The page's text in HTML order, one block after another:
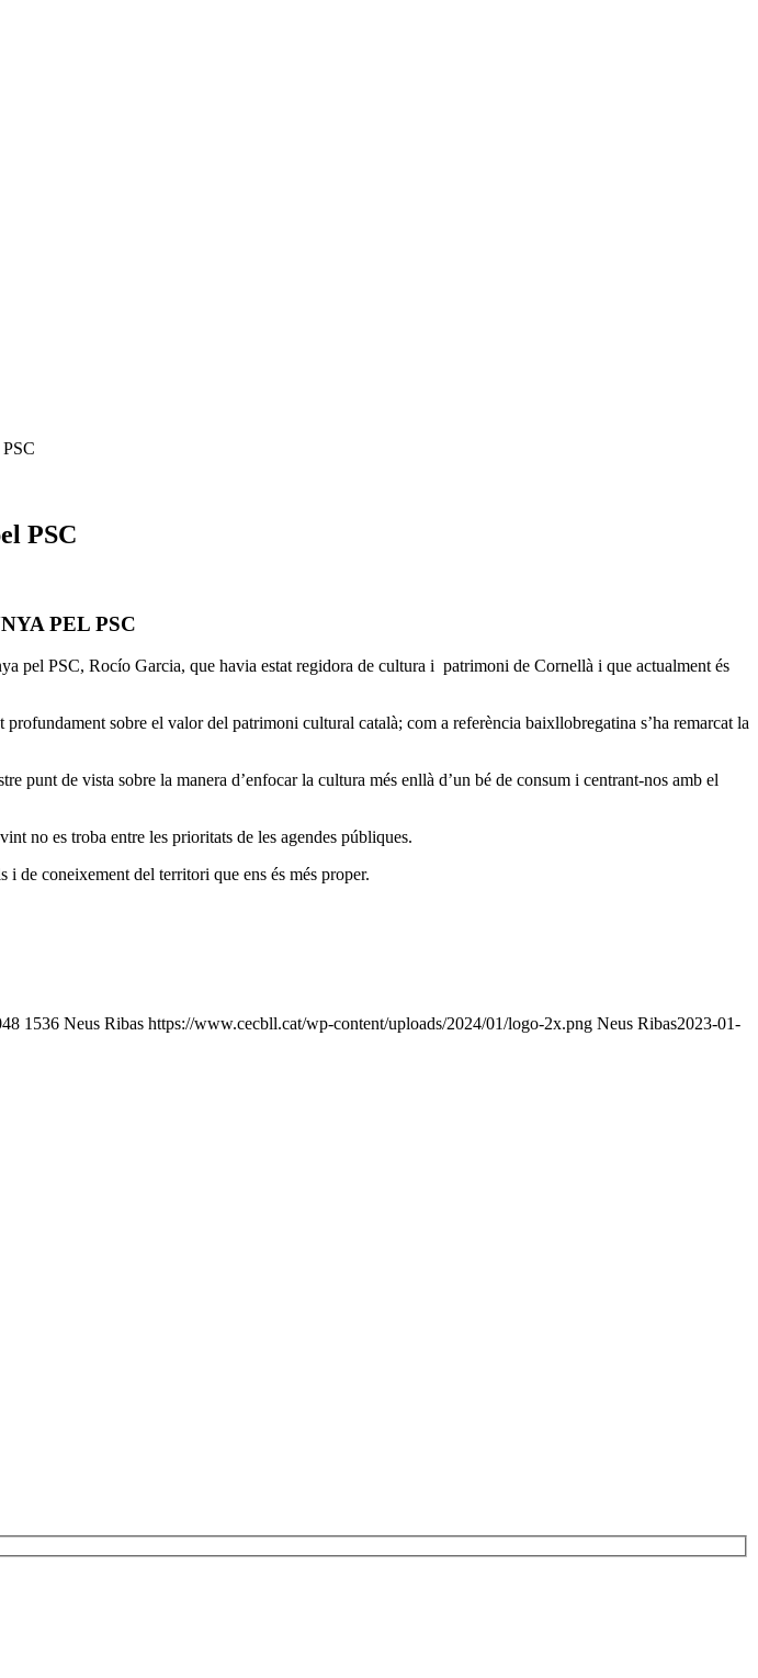
PSC
PEL PSC
pel PSC, Rocío Garcia, que havia estat regidora de cultura i patrimoni de Cornellà i que actualment és
sobre el valor del patrimoni cultural català; com a referència baixllobregatina s’ha remarcat la
punt de vista sobre la manera d’enfocar la cultura més enllà d’un bé de consum i centrant-nos amb el
no es troba entre les prioritats de les agendes públiques.
de coneixement del territori que ens és més proper.
1536 Neus Ribas https://www.cecbll.cat/wp-content/uploads/2024/01/logo-2x.png Neus Ribas2023-01-